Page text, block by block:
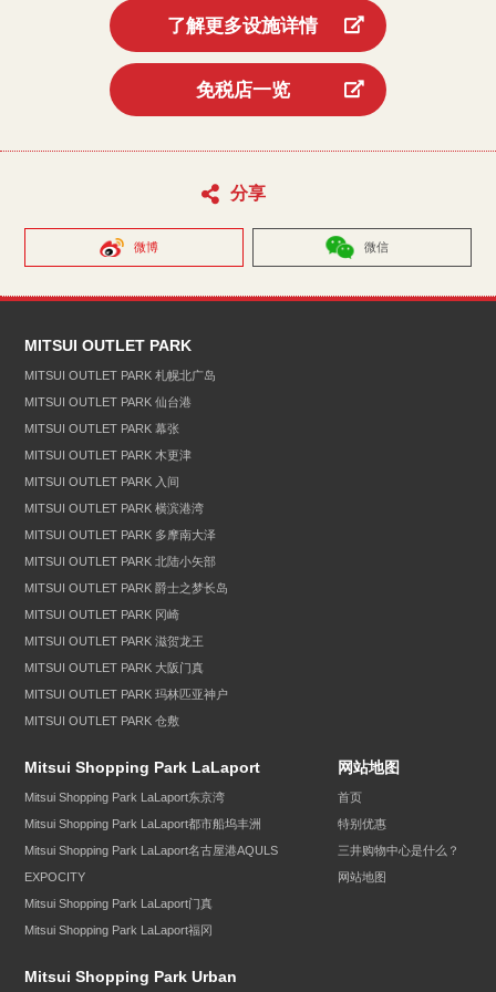
了解更多设施详情
免税店一览
分享
微博 微信
MITSUI OUTLET PARK
MITSUI OUTLET PARK 札幌北广岛
MITSUI OUTLET PARK 仙台港
MITSUI OUTLET PARK 幕张
MITSUI OUTLET PARK 木更津
MITSUI OUTLET PARK 入间
MITSUI OUTLET PARK 横滨港湾
MITSUI OUTLET PARK 多摩南大泽
MITSUI OUTLET PARK 北陆小矢部
MITSUI OUTLET PARK 爵士之梦长岛
MITSUI OUTLET PARK 冈崎
MITSUI OUTLET PARK 滋贺龙王
MITSUI OUTLET PARK 大阪门真
MITSUI OUTLET PARK 玛林匹亚神户
MITSUI OUTLET PARK 仓敷
Mitsui Shopping Park LaLaport
Mitsui Shopping Park LaLaport东京湾
Mitsui Shopping Park LaLaport都市船坞丰洲
Mitsui Shopping Park LaLaport名古屋港AQULS
EXPOCITY
Mitsui Shopping Park LaLaport门真
Mitsui Shopping Park LaLaport福冈
Mitsui Shopping Park Urban
网站地图
首页
特别优惠
三井购物中心是什么？
网站地图